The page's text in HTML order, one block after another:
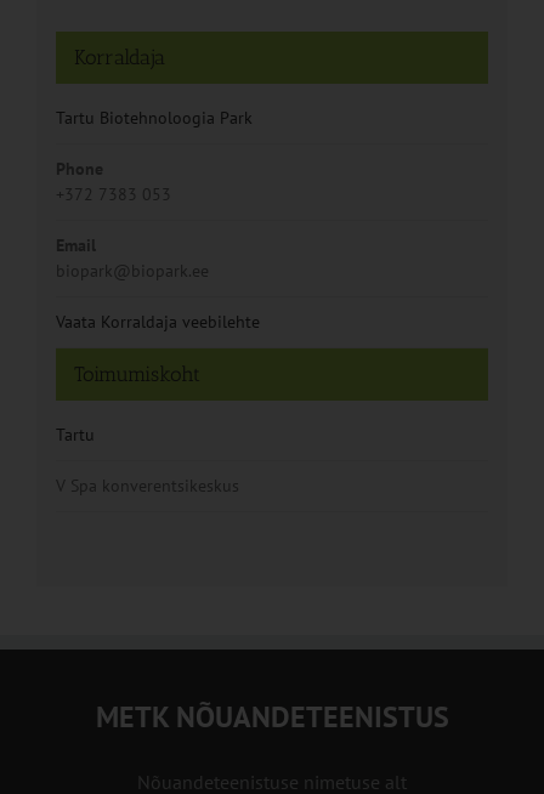
Toimumiskoht
Tartu
V Spa konverentsikeskus
Korraldaja
Tartu Biotehnoloogia Park
Phone
+372 7383 053
Email
biopark@biopark.ee
Vaata Korraldaja veebilehte
METK NÕUANDETEENISTUS
Nõuandeteenistuse nimetuse alt